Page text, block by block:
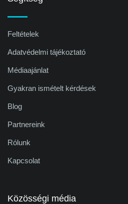
Feltételek
Adatvédelmi tájékoztató
Médiaajánlat
Gyakran ismételt kérdések
Blog
Partnereink
Rólunk
Kapcsolat
Közösségi média